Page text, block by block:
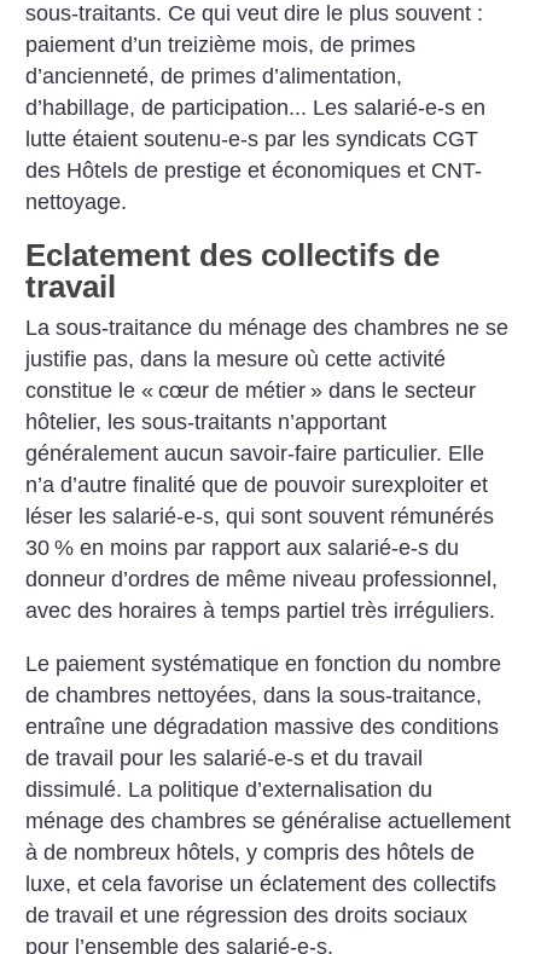
sous-traitants. Ce qui veut dire le plus souvent :
paiement d’un treizième mois, de primes
d’ancienneté, de primes d’alimentation,
d’habillage, de participation... Les salarié-e-s en
lutte étaient soutenu-e-s par les syndicats CGT
des Hôtels de prestige et économiques et CNT-
nettoyage.
Eclatement des collectifs de
travail
La sous-traitance du ménage des chambres ne se
justifie pas, dans la mesure où cette activité
constitue le « cœur de métier » dans le secteur
hôtelier, les sous-traitants n’apportant
généralement aucun savoir-faire particulier. Elle
n’a d’autre finalité que de pouvoir surexploiter et
léser les salarié-e-s, qui sont souvent rémunérés
30 % en moins par rapport aux salarié-e-s du
donneur d’ordres de même niveau professionnel,
avec des horaires à temps partiel très irréguliers.
Le paiement systématique en fonction du nombre
de chambres nettoyées, dans la sous-traitance,
entraîne une dégradation massive des conditions
de travail pour les salarié-e-s et du travail
dissimulé. La politique d’externalisation du
ménage des chambres se généralise actuellement
à de nombreux hôtels, y compris des hôtels de
luxe, et cela favorise un éclatement des collectifs
de travail et une régression des droits sociaux
pour l’ensemble des salarié-e-s.